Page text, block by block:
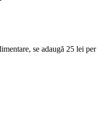
se adaugă 25 lei